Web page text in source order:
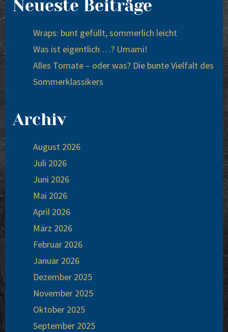
Neueste Beiträge
Wraps: bunt gefüllt, sommerlich leicht
Was ist eigentlich …? Umami!
Alles Tomate – oder was? Die bunte Vielfalt des
Sommerklassikers
Archiv
August 2026
Juli 2026
Juni 2026
Mai 2026
April 2026
März 2026
Februar 2026
Januar 2026
Dezember 2025
November 2025
Oktober 2025
September 2025